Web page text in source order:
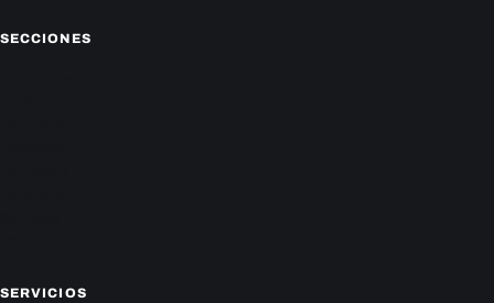
SECCIONES
SERVICIOS